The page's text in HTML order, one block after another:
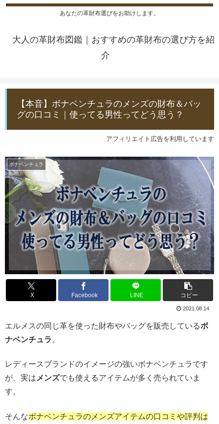
あなたの革財布選びをお助けします。
大人の革財布図鑑｜おすすめの革財布の選び方を紹
介
【本音】ボナベンチュラのメンズの財布＆バッ
グの口コミ｜使ってる男性ってどう思う？
アフィリエイト広告を利用しています
ボナベンチュラ
X Facebook LINE コピー
2021.08.14
エルメスの同じ革を使った財布やバッグを販売しているボ
ナベンチュラ 。
レディースブランドのイメージの強いボナベンチュラです
が、実は メンズでも使えるアイテムが多く売られていま
す。
そんなボナベンチュラのメンズアイテムの口コミや評判は